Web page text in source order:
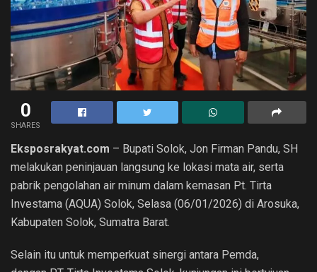
0
SHARES
Eksposrakyat.com – Bupati Solok, Jon Firman Pandu, SH
melakukan peninjauan langsung ke lokasi mata air, serta
pabrik pengolahan air minum dalam kemasan Pt. Tirta
Investama (AQUA) Solok, Selasa (06/01/2026) di Arosuka,
Kabupaten Solok, Sumatra Barat.
Selain itu untuk memperkuat sinergi antara Pemda,